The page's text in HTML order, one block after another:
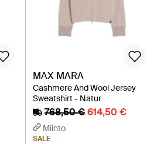
MAX MARA
Cashmere And Wool Jersey
Sweatshirt - Natur
768,50 €614,50 €
Miinto
SALE